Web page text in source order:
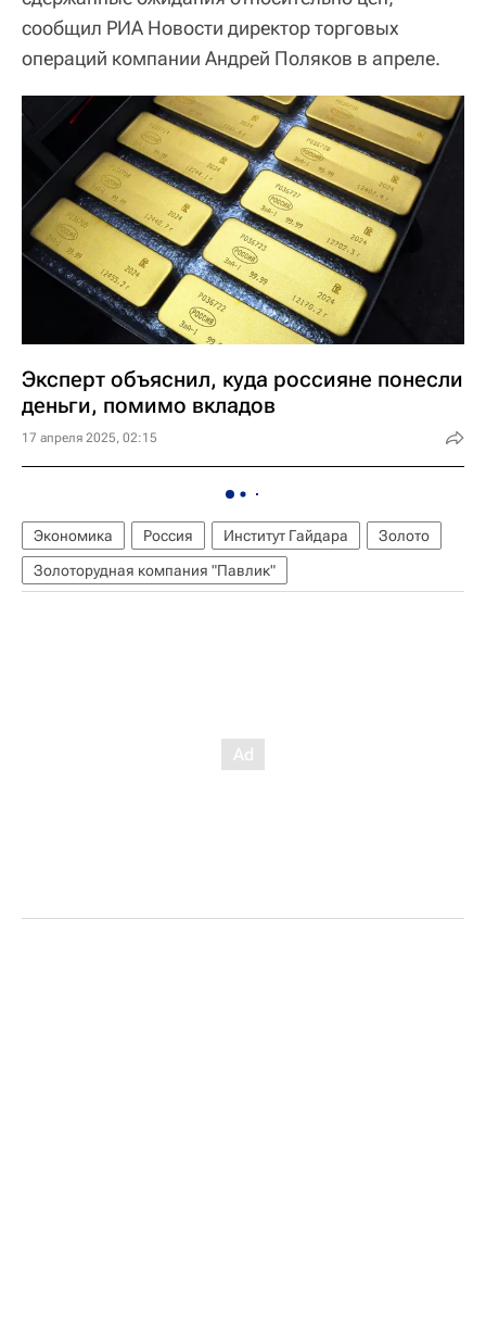
сообщил РИА Новости директор торговых
операций компании Андрей Поляков в апреле.
Эксперт объяснил, куда россияне понесли
деньги, помимо вкладов
17 апреля 2025, 02:15
Экономика Россия Институт Гайдара
Золото
Золоторудная компания "Павлик"